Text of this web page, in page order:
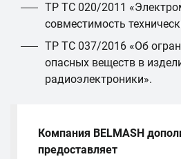
ТР ТС 020/2011
совместимость
ТР ТС 037/2016 «Об
опасных веществ в
радиоэлектроники».
Компания BELMASH
предоставляет